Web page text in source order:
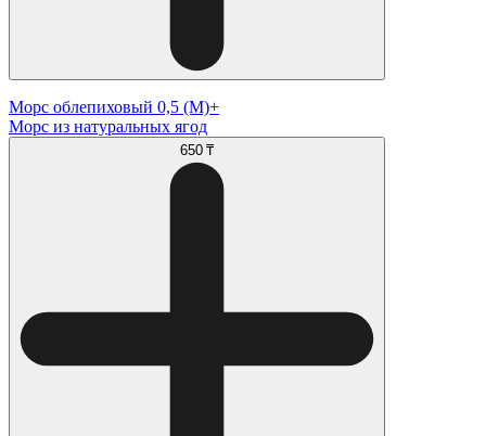
Морс облепиховый 0,5 (М)+
Морс из натуральных ягод
650 ₸